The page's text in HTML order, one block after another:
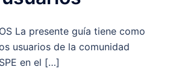
La presente guía tiene como
usuarios de la comunidad
en el […]